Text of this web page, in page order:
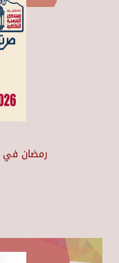
رمضان في